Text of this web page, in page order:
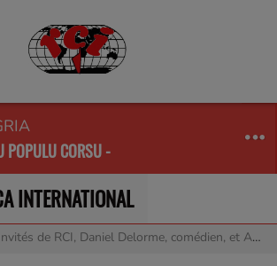
POPULU CORSU -
INTERNATIONAL
de RCI, Daniel Delorme, comédien, et Anne-Lise Herera, musicienne, à l’occasion de la présentation de la pièce : « Tous les mots qui me viendront »